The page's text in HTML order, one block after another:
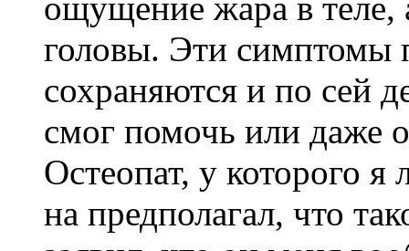
ощущение жара в теле,
головы. Эти симптомы
сохраняются и по сей
смог помочь или даже
Остеопат, у которого я
на предполагал, что